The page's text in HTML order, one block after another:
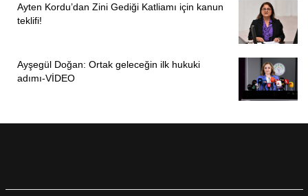
Ayten Kordu’dan Zini Gediği Katliamı için kanun
teklifi!
Ayşegül Doğan: Ortak geleceğin ilk hukuki
adımı-VİDEO